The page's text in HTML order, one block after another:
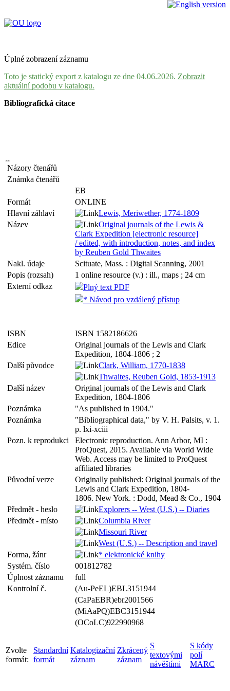
Úplné zobrazení záznamu
Toto je statický export z katalogu ze dne 04.06.2026. Zobrazit
aktuální podobu v katalogu.
Bibliografická citace
Názory čtenářů
Známka čtenářů
EB
Formát
ONLINE
Hlavní záhlaví
Lewis, Meriwether, 1774-1809
Název
Original journals of the Lewis &
Clark Expedition [electronic resource]
/ edited, with introduction, notes, and index
by Reuben Gold Thwaites
Nakl. údaje
Scituate, Mass. : Digital Scanning, 2001
Popis (rozsah)
1 online resource (v.) : ill., maps ; 24 cm
Externí odkaz
Plný text PDF
* Návod pro vzdálený přístup
ISBN
ISBN 1582186626
Edice
Original journals of the Lewis and Clark
Expedition, 1804-1806 ; 2
Další původce
Clark, William, 1770-1838
Thwaites, Reuben Gold, 1853-1913
Další název
Original journals of the Lewis and Clark
Expedition, 1804-1806
Poznámka
"As published in 1904."
Poznámka
"Bibliographical data," by V. H. Palsits, v. 1.
p. lxi-xciii
Pozn. k reprodukci
Electronic reproduction. Ann Arbor, MI :
ProQuest, 2015. Available via World Wide
Web. Access may be limited to ProQuest
affiliated libraries
Původní verze
Originally published: Original journals of the
Lewis and Clark Expedition, 1804-
1806. New York. : Dodd, Mead & Co., 1904
Předmět - heslo
Explorers -- West (U.S.) -- Diaries
Předmět - místo
Columbia River
Missouri River
West (U.S.) -- Description and travel
Forma, žánr
* elektronické knihy
Systém. číslo
001812782
Úplnost záznamu
full
Kontrolní č.
(Au-PeEL)EBL3151944
(CaPaEBR)ebr2001566
(MiAaPQ)EBC3151944
(OCoLC)922990968
Zvolte
formát:
Standardní
formát
Katalogizační
záznam
Zkrácený
záznam
S
textovými
návěštími
S kódy
polí
MARC